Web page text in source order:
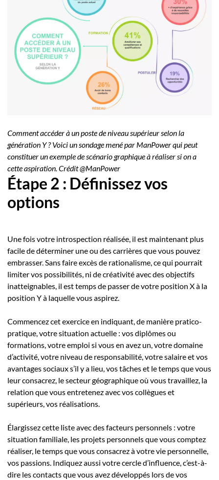
Comment accéder à un poste de niveau supérieur selon la
génération Y ? Voici un sondage mené par ManPower qui peut
constituer un exemple de scénario graphique à réaliser si on a
cette aspiration. Crédit @ManPower
Étape 2 : Définissez vos
options
Une fois votre introspection réalisée, il est maintenant plus
facile de déterminer une ou des carrières que vous pouvez
embrasser. Sans faire excès de rationalisme, ce qui pourrait
limiter vos possibilités, ni de créativité avec des objectifs
inatteignables, il est temps de passer de votre position X à la
position Y à laquelle vous aspirez.
Commencez cet exercice en indiquant, de manière pratico-
pratique, votre situation actuelle : vos diplômes ou
formations, votre emploi si vous en avez un, votre domaine
d’activité, votre niveau de responsabilité, votre salaire et vos
avantages sociaux s’il y a lieu, vos tâches et le temps que vous
leur consacrez, le secteur géographique où vous travaillez, la
relation que vous entretenez avec vos collègues et
supérieurs, vos réalisations.
Élargissez cette liste avec des facteurs personnels : votre
situation familiale, les projets personnels que vous comptez
réaliser, le temps que vous consacrez à votre vie personnelle,
vos passions. Indiquez aussi votre cercle d’influence, c’est-à-
dire les contacts que vous avez développés lors de vos